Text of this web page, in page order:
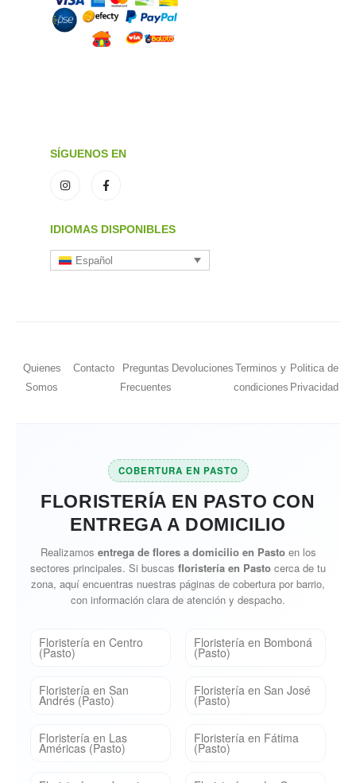
SÍGUENOS EN
IDIOMAS DISPONIBLES
Español
Quienes
Somos
Contacto
Preguntas
Frecuentes
Devoluciones Terminos y
condiciones
Politica de
Privacidad
COBERTURA EN PASTO
FLORISTERÍA EN PASTO CON
ENTREGA A DOMICILIO
Realizamos entrega de flores a domicilio en Pastoen los
sectores principales. Si buscas floristería en Pasto cerca de tu
zona, aquí encuentras nuestras páginas de cobertura por barrio,
con información clara de atención y despacho.
Floristería en Centro
(Pasto)
Floristería en Bomboná
(Pasto)
Floristería en San
Andrés (Pasto)
Floristería en San José
(Pasto)
Floristería en Las
Américas (Pasto)
Floristería en Fátima
(Pasto)